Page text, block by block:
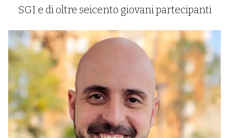
SGI e di oltre seicento giovani partecipanti